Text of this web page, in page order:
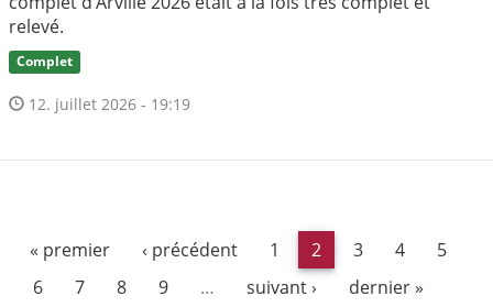
relevé.
Complet
12. juillet 2026 - 19:19
« premier ‹ précédent 1 2 3 4
5
6
7 8 9 … suivant › dernier »